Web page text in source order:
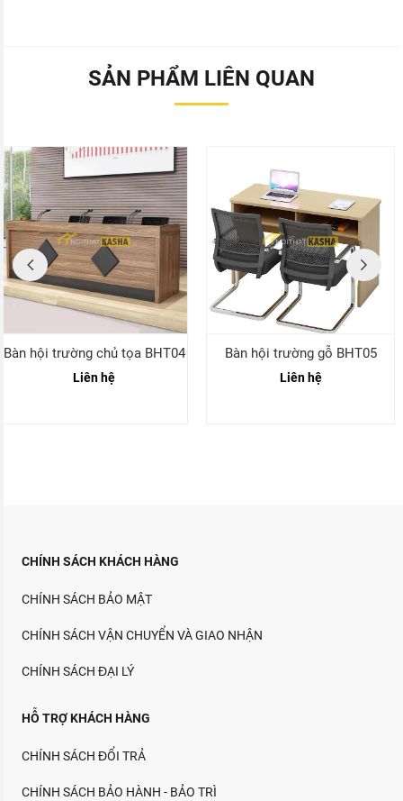
SẢN PHẨM LIÊN QUAN
Bàn hội trường chủ tọa BHT04
Liên hệ
Bàn hội trường gỗ BHT05
Liên hệ
CHÍNH SÁCH KHÁCH HÀNG
CHÍNH SÁCH BẢO MẬT
CHÍNH SÁCH VẬN CHUYỂN VÀ GIAO NHẬN
CHÍNH SÁCH ĐẠI LÝ
HỖ TRỢ KHÁCH HÀNG
CHÍNH SÁCH ĐỔI TRẢ
CHÍNH SÁCH BẢO HÀNH - BẢO TRÌ